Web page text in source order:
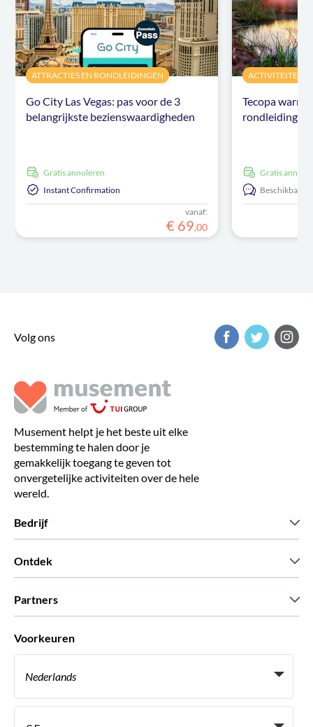
ATTRACTIES EN RONDLEIDINGEN
Go City Las Vegas: pas voor de 3
belangrijkste bezienswaardigheden
Gratis annuleren
Instant Confirmation
vanaf:
€ 69,00
ACTIVITEITEN
Tecopa
rondleiding
Gratis
Beschikbaar
Volg ons
Musement helpt je het beste uit elke
bestemming te halen door je
gemakkelijk toegang te geven tot
onvergetelijke activiteiten over de hele
wereld.
Bedrijf
Ontdek
Partners
Word een Leverancier
Become a Distribution Partner
Voorkeuren
Nederlands
Italiaans